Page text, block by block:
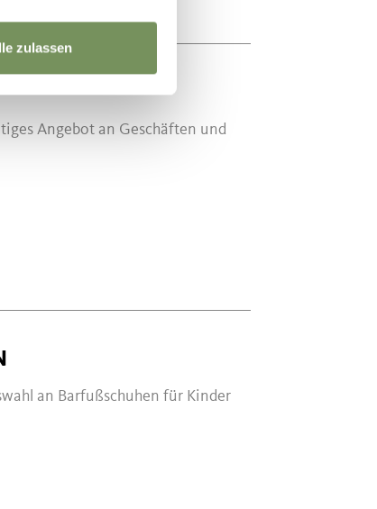
zulassen
Angebot an Geschäften und
an Barfußschuhen für Kinder